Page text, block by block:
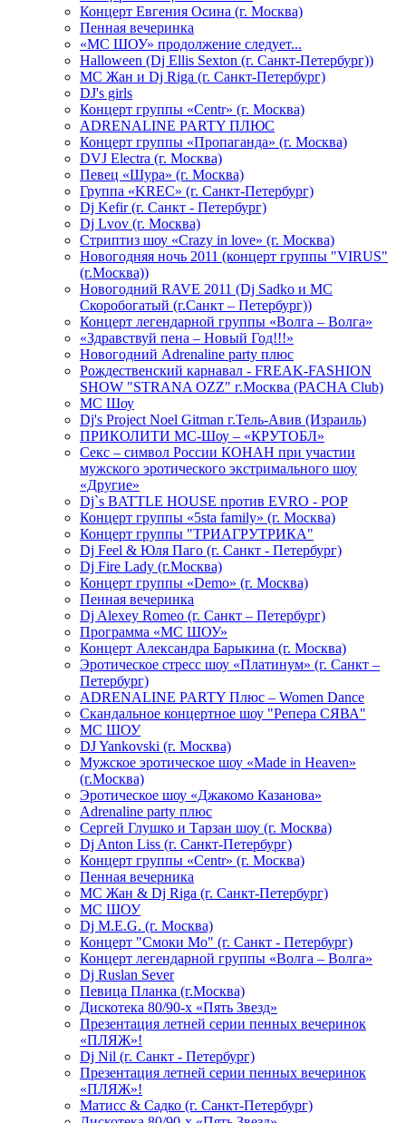
Концерт Евгения Осина (г. Москва)
Пенная вечеринка
«МС ШОУ» продолжение следует...
Halloween (Dj Ellis Sexton (г. Санкт-Петербург))
МС Жан и Dj Riga (г. Санкт-Петербург)
DJ's girls
Концерт группы «Centr» (г. Москва)
ADRENALINE PARTY ПЛЮС
Концерт группы «Пропаганда» (г. Москва)
DVJ Electra (г. Москва)
Певец «Шура» (г. Москва)
Группа «KREC» (г. Санкт-Петербург)
Dj Kefir (г. Санкт - Петербург)
Dj Lvov (г. Москва)
Стриптиз шоу «Crazy in love» (г. Москва)
Новогодняя ночь 2011 (концерт группы "VIRUS"
(г.Москва))
Новогодний RAVE 2011 (Dj Sadko и MC
Скоробогатый (г.Санкт – Петербург))
Концерт легендарной группы «Волга – Волга»
«Здравствуй пена – Новый Год!!!»
Новогодний Adrenaline party плюс
Рождественский карнавал - FREAK-FASHION
SHOW "STRANA OZZ" г.Москва (PACHA Club)
MC Шоу
Dj's Project Noel Gitman г.Тель-Авив (Израиль)
ПРИКОЛИТИ МС-Шоу – «КРУТОБЛ»
Секс – символ России КОНАН при участии
мужского эротического экстримального шоу
«Другие»
Dj`s BATTLE HOUSE против EVRO - POP
Концерт группы «5sta family» (г. Москва)
Концерт группы "ТРИАГРУТРИКА"
Dj Feel & Юля Паго (г. Санкт - Петербург)
Dj Fire Lady (г.Москва)
Концерт группы «Demo» (г. Москва)
Пенная вечеринка
Dj Alexey Romeo (г. Санкт – Петербург)
Программа «МС ШОУ»
Концерт Александра Барыкина (г. Москва)
Эротическое стресс шоу «Платинум» (г. Санкт –
Петербург)
ADRENALINE PARTY Плюс – Women Dance
Скандальное концертное шоу "Репера СЯВА"
МС ШОУ
DJ Yankovski (г. Москва)
Мужское эротическое шоу «Made in Heaven»
(г.Москва)
Эротическое шоу «Джакомо Казанова»
Adrenaline party плюс
Сергей Глушко и Тарзан шоу (г. Москва)
Dj Anton Liss (г. Санкт-Петербург)
Концерт группы «Centr» (г. Москва)
Пенная вечерника
МС Жан & Dj Riga (г. Санкт-Петербург)
МС ШОУ
Dj M.E.G. (г. Москва)
Концерт "Смоки Мо" (г. Санкт - Петербург)
Концерт легендарной группы «Волга – Волга»
Dj Ruslan Sever
Певица Планка (г.Москва)
Дискотека 80/90-х «Пять Звезд»
Презентация летней серии пенных вечеринок
«ПЛЯЖ»!
Dj Nil (г. Санкт - Петербург)
Презентация летней серии пенных вечеринок
«ПЛЯЖ»!
Матисс & Садко (г. Санкт-Петербург)